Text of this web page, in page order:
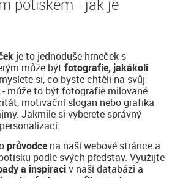
potiskem - jak je
je to jednoduše hrneček s
může být fotografie, jakákoli
si, co byste chtěli na svůj
může to být fotografie milované
motivační slogan nebo grafika
Jakmile si vyberete správný
průvodce na naší webové stránce a
podle svých představ. Využijte
a inspiraciv naší databázi a